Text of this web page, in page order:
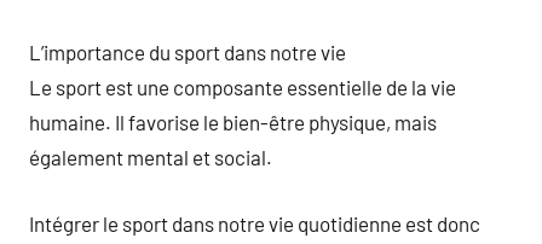
L’importance du sport dans notre vie
Le sport est une composante essentielle de la vie
humaine. Il favorise le bien-être physique, mais
également mental et social.
Intégrer le sport dans notre vie quotidienne est donc